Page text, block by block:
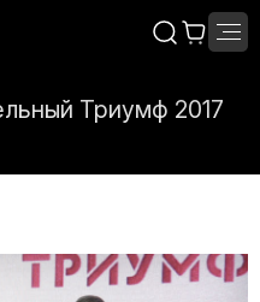
Триумф 2017